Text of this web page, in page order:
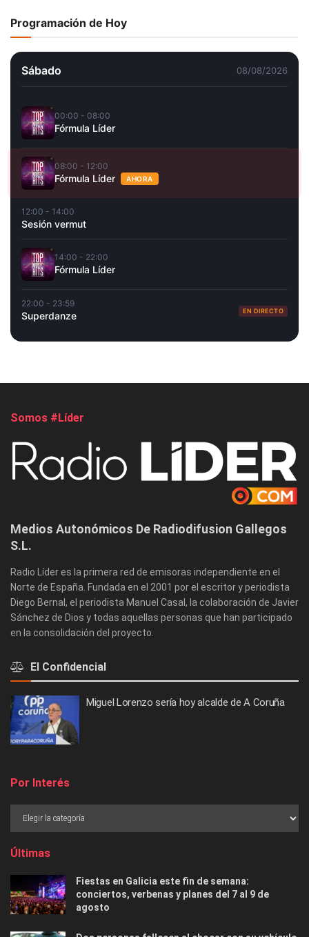
Programación de Hoy
Sábado 08/08/2026
00:00 - 08:00
Fórmula Líder
08:00 - 12:00
Fórmula Líder AHORA
12:00 - 14:00
Sesión vermut
14:00 - 22:00
Fórmula Líder
22:00 - 23:59
Superdanze EN DIRECTO
Somos #Líder
Medios Autonómicos De Radiodifusion Gallegos
S.L.
Radio Líder es la primera red de emisoras independiente en el
Norte de España. Fundada en el 2001 por el escritor y periodista
Diego Bernal, el periodista Manuel Casal, la colaboración de Javier
Sánchez de Dios y todas aquellas personas que han participado
en la consolidación del proyecto.
El Confidencial
Miguel Lorenzo sería hoy alcalde de A Coruña
Por Interés
Últimas
Fiestas en Galicia este fin de semana:
conciertos, verbenas y planes del 7 al 9 de
agosto